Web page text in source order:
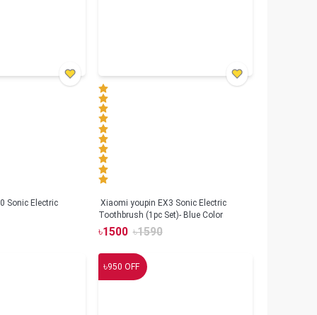
Sonic Electric
Xiaomi youpin EX3 Sonic Electric
Toothbrush (1pc Set)- Blue Color
৳1500 ৳1590
৳950 OFF